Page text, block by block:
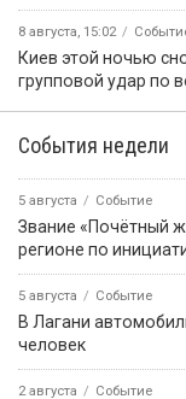
8 августа, 15:02
Киев этой ночью
групповой удар по
События недели
5 августа Событие
Звание «Почётный
регионе по
5 августа Событие
В Лагани
человек
2 августа Событие